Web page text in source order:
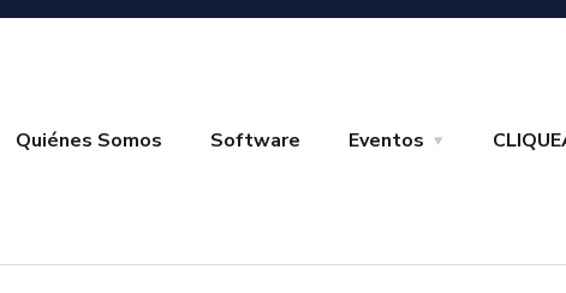
Quiénes Somos Software Eventos